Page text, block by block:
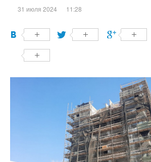
31 июля 2024 11:28